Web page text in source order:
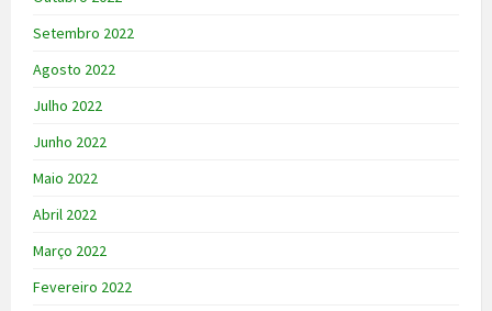
Setembro 2022
Agosto 2022
Julho 2022
Junho 2022
Maio 2022
Abril 2022
Março 2022
Fevereiro 2022